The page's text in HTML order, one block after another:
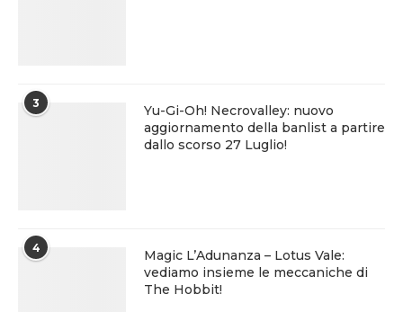
3
Yu-Gi-Oh! Necrovalley: nuovo
aggiornamento della banlist a partire
dallo scorso 27 Luglio!
4
Magic L’Adunanza – Lotus Vale:
vediamo insieme le meccaniche di
The Hobbit!